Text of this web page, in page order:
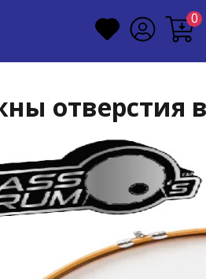
0
отверстия